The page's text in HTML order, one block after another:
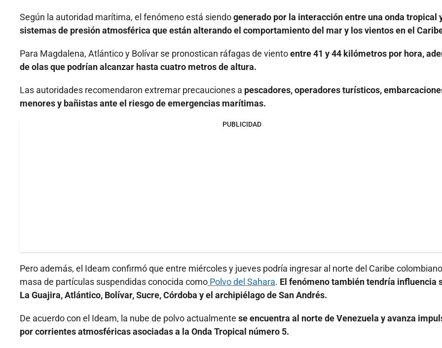
Según la autoridad marítima, el fenómeno está siendogenerado por la interacción entre una onda tropical
sistemas de presión atmosférica que están alterando el comportamiento del mar y los vientos en el
Para Magdalena, Atlántico y Bolívar se pronostican ráfagas de vientoentre 41 y 44 kilómetros por hora,
de olas que podrían alcanzar hasta cuatro metros de altura.
Las autoridades recomendaron extremar precauciones a pescadores, operadores turísticos,
menores y bañistas ante el riesgo de emergencias marítimas.
PUBLICIDAD
Pero además, el Ideam confirmó que entre miércoles y jueves podría ingresar al norte del Caribe
masa de partículas suspendidas conocida como Polvo del Sahara. El fenómeno también tendría influencia
La Guajira, Atlántico, Bolívar, Sucre, Córdoba y el archipiélago de San Andrés.
De acuerdo con el Ideam, la nube de polvo actualmente se encuentra al norte de Venezuela y avanza
por corrientes atmosféricas asociadas a la Onda Tropical número 5.